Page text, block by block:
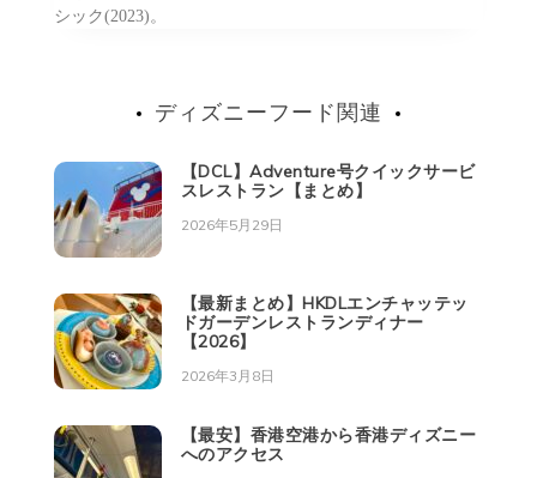
シック(2023)。
ディズニーフード関連
【DCL】Adventure号クイックサービ
スレストラン【まとめ】
2026年5月29日
【最新まとめ】HKDLエンチャッテッ
ドガーデンレストランディナー
【2026】
2026年3月8日
【最安】香港空港から香港ディズニー
へのアクセス